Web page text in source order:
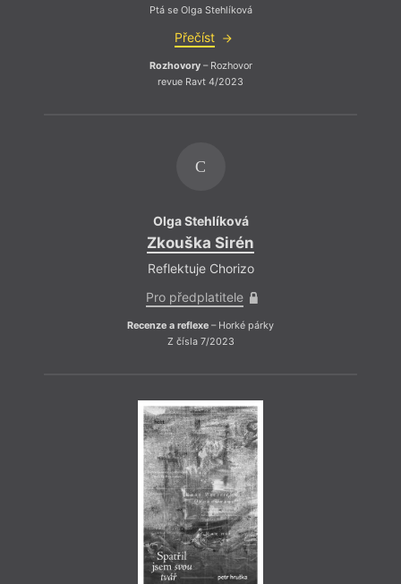
Ptá se Olga Stehlíková
Přečíst
Rozhovory– Rozhovor
revue Ravt 4/2023
C
Olga Stehlíková
Zkouška Sirén
Reflektuje Chorizo
Pro předplatitele
Recenze a reflexe – Horké párky
Z čísla 7/2023